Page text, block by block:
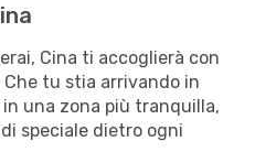
Cina ti accoglierà con
tu stia arrivando in
una zona più tranquilla,
speciale dietro ogni